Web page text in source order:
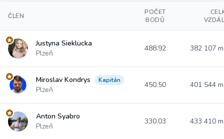
ČLEN
POČET
BODŮ
Justyna Sieklucka
Plzeň
488.92 382 107
Miroslav Kondrys Kapitán
Plzeň
450.50 401 544
Anton Syabro
Plzeň
330.03 433 410